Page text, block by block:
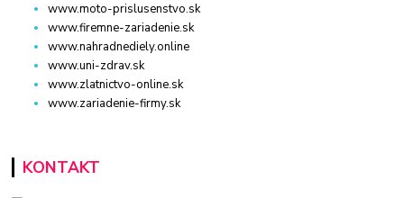
www.moto-prislusenstvo.sk
www.firemne-zariadenie.sk
www.nahradnediely.online
www.uni-zdrav.sk
www.zlatnictvo-online.sk
www.zariadenie-firmy.sk
KONTAKT